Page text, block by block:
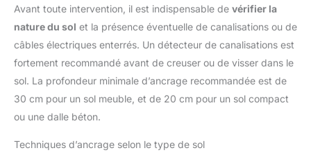
Avant toute intervention, il est indispensable de vérifier la
nature du sol et la présence éventuelle de canalisations ou de
câbles électriques enterrés. Un détecteur de canalisations est
fortement recommandé avant de creuser ou de visser dans le
sol. La profondeur minimale d’ancrage recommandée est de
30 cm pour un sol meuble, et de 20 cm pour un sol compact
ou une dalle béton.
Techniques d’ancrage selon le type de sol